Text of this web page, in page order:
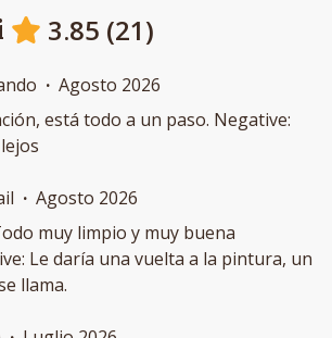
3.85 (21)
· Agosto 2026
está todo a un paso. Negative:
· Agosto 2026
muy limpio y muy buena
Le daría una vuelta a la pintura, un
llama.